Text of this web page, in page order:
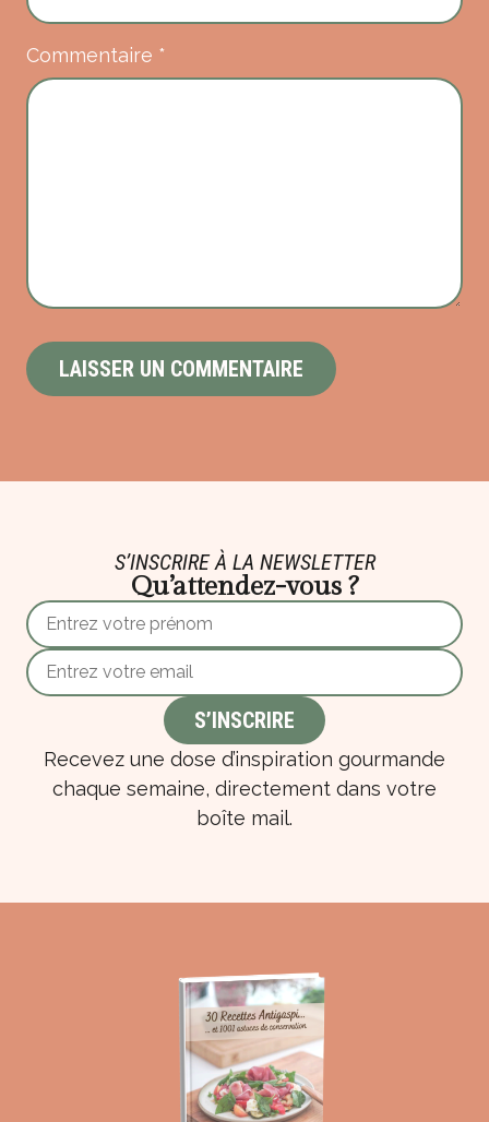
Commentaire *
S’INSCRIRE À LA NEWSLETTER
Qu’attendez-vous ?
Recevez une dose d’inspiration gourmande
chaque semaine, directement dans votre
boîte mail.